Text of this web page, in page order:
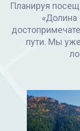
Планируя
«Долина
пути. Мы